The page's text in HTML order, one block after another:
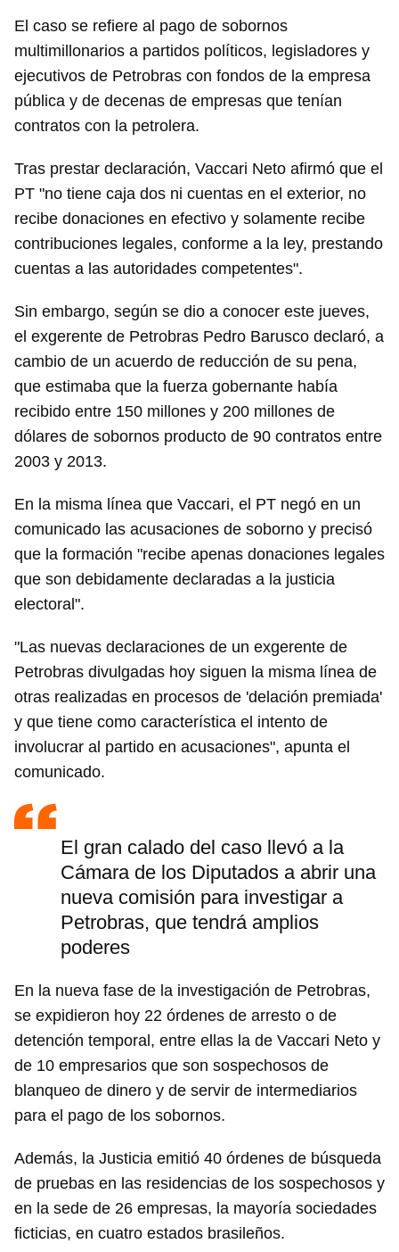
El caso se refiere al pago de sobornos
multimillonarios a partidos políticos, legisladores y
ejecutivos de Petrobras con fondos de la empresa
pública y de decenas de empresas que tenían
contratos con la petrolera.
Tras prestar declaración, Vaccari Neto afirmó que el
PT "no tiene caja dos ni cuentas en el exterior, no
recibe donaciones en efectivo y solamente recibe
contribuciones legales, conforme a la ley, prestando
cuentas a las autoridades competentes".
Sin embargo, según se dio a conocer este jueves,
el exgerente de Petrobras Pedro Barusco declaró, a
cambio de un acuerdo de reducción de su pena,
que estimaba que la fuerza gobernante había
recibido entre 150 millones y 200 millones de
dólares de sobornos producto de 90 contratos entre
2003 y 2013.
En la misma línea que Vaccari, el PT negó en un
comunicado las acusaciones de soborno y precisó
que la formación "recibe apenas donaciones legales
que son debidamente declaradas a la justicia
electoral".
"Las nuevas declaraciones de un exgerente de
Petrobras divulgadas hoy siguen la misma línea de
otras realizadas en procesos de 'delación premiada'
y que tiene como característica el intento de
involucrar al partido en acusaciones", apunta el
comunicado.
El gran calado del caso llevó a la
Cámara de los Diputados a abrir una
nueva comisión para investigar a
Petrobras, que tendrá amplios
poderes
En la nueva fase de la investigación de Petrobras,
se expidieron hoy 22 órdenes de arresto o de
detención temporal, entre ellas la de Vaccari Neto y
de 10 empresarios que son sospechosos de
blanqueo de dinero y de servir de intermediarios
para el pago de los sobornos.
Además, la Justicia emitió 40 órdenes de búsqueda
de pruebas en las residencias de los sospechosos y
en la sede de 26 empresas, la mayoría sociedades
ficticias, en cuatro estados brasileños.